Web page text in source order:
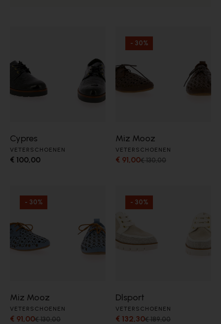
Cypres
VETERSCHOENEN
€ 100,00
- 30%
Miz Mooz
VETERSCHOENEN
€ 91,00€ 130,00
- 30%
Miz Mooz
VETERSCHOENEN
€ 91,00€ 130,00
- 30%
Dlsport
VETERSCHOENEN
€ 132,30€ 189,00